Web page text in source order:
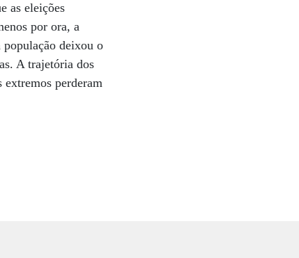
as eleições
por ora, a
população deixou o
A trajetória dos
perderam